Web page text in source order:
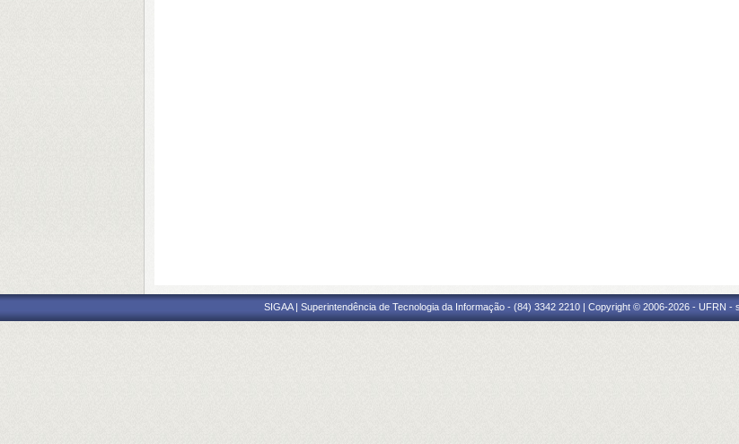
SIGAA | Superintendência de Tecnologia da Informação - (84) 3342 2210 | Copyright © 2006-2026 - UFRN -